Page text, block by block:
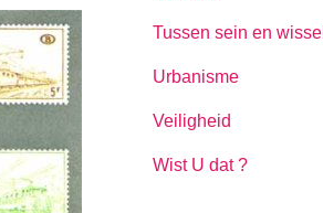
Tussen sein en wissel
Urbanisme
Veiligheid
Wist U dat ?